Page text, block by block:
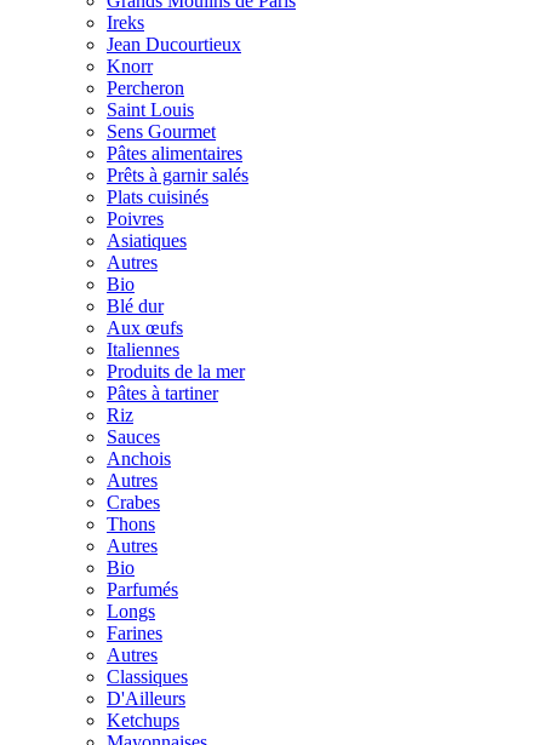
Ireks
Jean Ducourtieux
Knorr
Percheron
Saint Louis
Sens Gourmet
Pâtes alimentaires
Prêts à garnir salés
Plats cuisinés
Poivres
Asiatiques
Autres
Bio
Blé dur
Aux œufs
Italiennes
Produits de la mer
Pâtes à tartiner
Riz
Sauces
Anchois
Autres
Crabes
Thons
Autres
Bio
Parfumés
Longs
Farines
Autres
Classiques
D'Ailleurs
Ketchups